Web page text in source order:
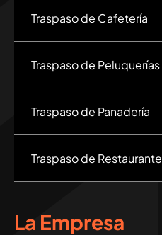
Traspaso de Cafetería
Traspaso de Peluquerías
Traspaso de Panadería
Traspaso de Restaurante
La Empresa